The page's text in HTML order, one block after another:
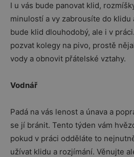
I u vás bude panovat klid,
minulostí a vy zabrousíte do klidu
bude klid dlouhodobý, ale i v
pozvat kolegy na pivo, prostě
vody a obnovit přátelské vztahy.
Vodnář
Padá na vás lenost a únava a
se jí bránit. Tento týden vám
pokud v práci odděláte to
užívat klidu a rozjímání. Věnujte